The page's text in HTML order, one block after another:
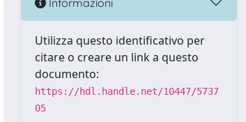
Utilizza questo identificativo per
citare o creare un link a questo
documento:
https://hdl.handle.net/10447/5737
05